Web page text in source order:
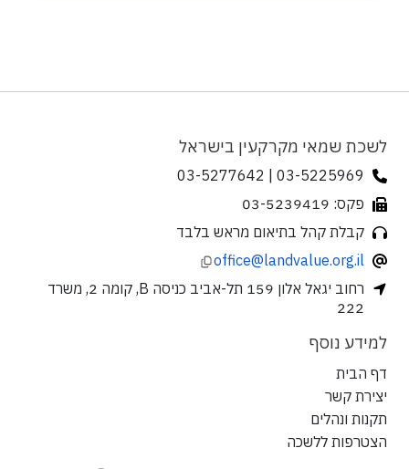
לשכת שמאי מקרקעין בישראל
03-5225969 | 03-5277642
פקס: 03-5239419
קבלת קהל בתיאום מראש בלבד
office@landvalue.org.il
רחוב יגאל אלון 159 תל-אביב כניסה B, קומה 2, משרד
222
למידע נוסף
דף הבית
יצירת קשר
תקנות ונהלים
הצטרפות ללשכה